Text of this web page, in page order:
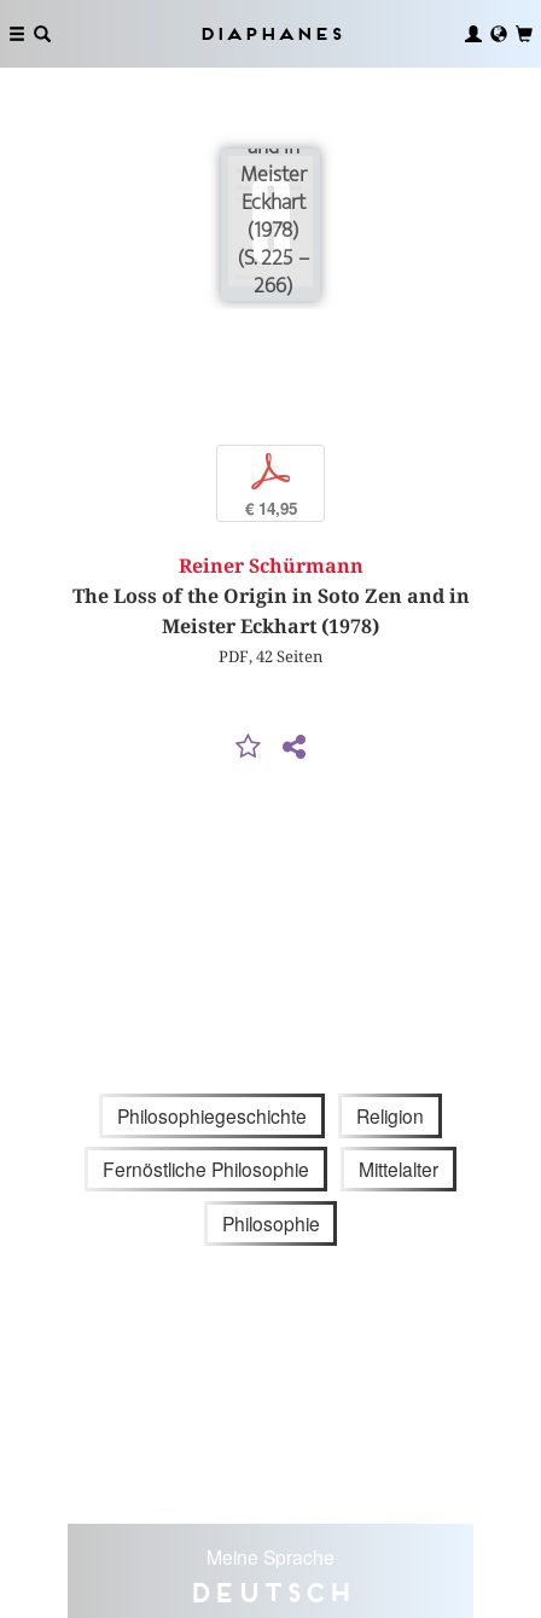
Diaphanes
The Loss
of the
and in
Meister
Eckhart
(1978)
(S. 225 –
266)
p
€ 14,95
Reiner Schürmann
The Loss of the Origin in Soto Zen and in
Meister Eckhart (1978)
PDF, 42 Seiten
Philosophiegeschichte Religion
Fernöstliche Philosophie Mittelalter
Philosophie
Meine Sprache
Deutsch